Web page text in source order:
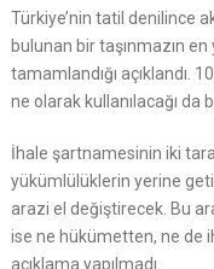
Türkiye’nin tatil denilince
bulunan bir taşınmazın
tamamlandığı açıklandı.
ne olarak kullanılacağı da
İhale şartnamesinin iki
yükümlülüklerin yerine
arazi el değiştirecek. Bu
ise ne hükümetten, ne de
açıklama yapılmadı.